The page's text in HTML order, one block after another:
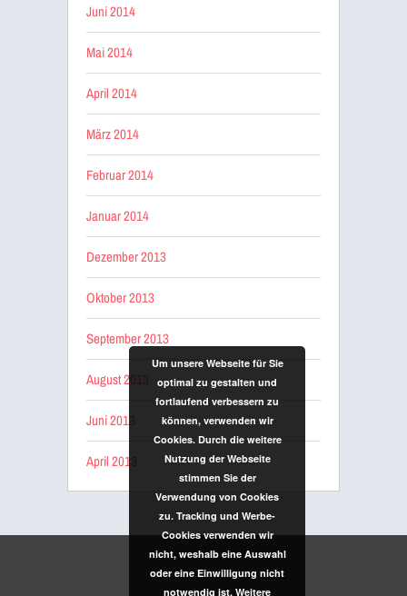
Juni 2014
Mai 2014
April 2014
März 2014
Februar 2014
Januar 2014
Dezember 2013
Oktober 2013
September 2013
August 2013
Juni 2013
April 2013
Um unsere Webseite für Sie
optimal zu gestalten und
fortlaufend verbessern zu
können, verwenden wir
Cookies. Durch die weitere
Nutzung der Webseite
stimmen Sie der
Verwendung von Cookies
zu. Tracking und Werbe-
Cookies verwenden wir
nicht, weshalb eine Auswahl
oder eine Einwilligung nicht
notwendig ist. Weitere